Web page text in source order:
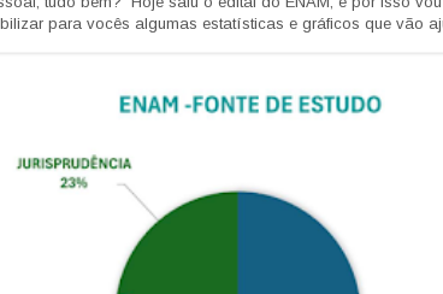
para vocês algumas estatísticas e gráficos que vão